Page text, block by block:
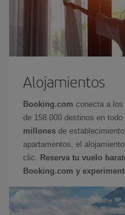
Alojamientos
Booking.com conecta a
de 158.000 destinos en
millones de
apartamentos, el
clic.
Reserva tu vuelo
Booking.com y